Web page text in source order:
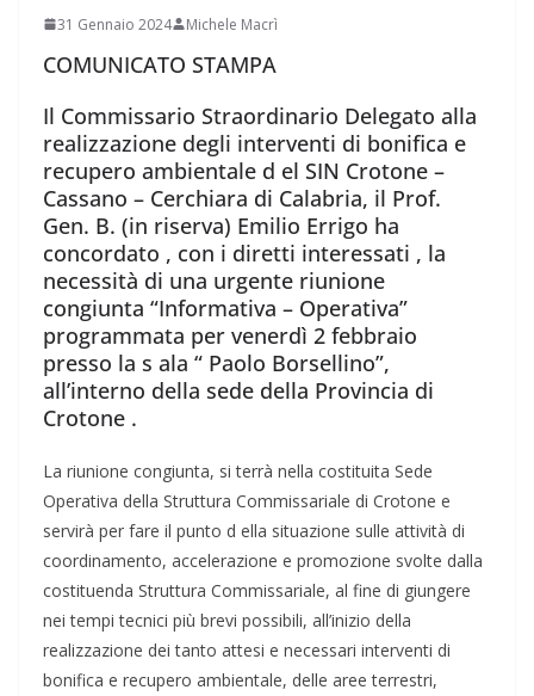
31 Gennaio 2024 Michele Macrì
COMUNICATO STAMPA
Il Commissario Straordinario Delegato alla
realizzazione degli interventi di bonifica e
recupero ambientale d el SIN Crotone –
Cassano – Cerchiara di Calabria, il Prof.
Gen. B. (in riserva) Emilio Errigo ha
concordato , con i diretti interessati , la
necessità di una urgente riunione
congiunta “Informativa – Operativa”
programmata per venerdì 2 febbraio
presso la s ala “ Paolo Borsellino”,
all’interno della sede della Provincia di
Crotone .
La riunione congiunta, si terrà nella costituita Sede
Operativa della Struttura Commissariale di Crotone e
servirà per fare il punto d ella situazione sulle attività di
coordinamento, accelerazione e promozione svolte dalla
costituenda Struttura Commissariale, al fine di giungere
nei tempi tecnici più brevi possibili, all’inizio della
realizzazione dei tanto attesi e necessari interventi di
bonifica e recupero ambientale, delle aree terrestri,